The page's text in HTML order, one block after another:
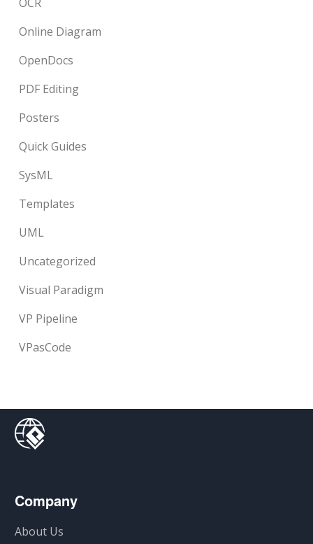
Online Diagram
OpenDocs
PDF Editing
Posters
Quick Guides
SysML
Templates
UML
Uncategorized
Visual Paradigm
VP Pipeline
VPasCode
Company
About Us